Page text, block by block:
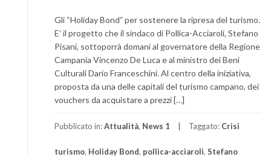
Gli “Holiday Bond” per sostenere la ripresa del turismo.
E’ il progetto che il sindaco di Pollica-Acciaroli, Stefano
Pisani, sottoporrà domani al governatore della Regione
Campania Vincenzo De Luca e al ministro dei Beni
Culturali Dario Franceschini. Al centro della iniziativa,
proposta da una delle capitali del turismo campano, dei
vouchers da acquistare a prezzi […]
Pubblicato in:Attualità, News 1 Taggato: Crisi
turismo, Holiday Bond, pollica-acciaroli, Stefano